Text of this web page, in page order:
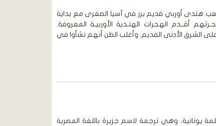
هندى أوربي قديم برز في آسيا الصغرى مع بداية
أقــدم الهجرات الهنـدية الأوربيـة المعروفة.
الشرق الأدنى القديم. وأغلب الظن أنهم نشأوا في
يونانية، وهي ترجمة لاسم جزيرة باللغة المصرية